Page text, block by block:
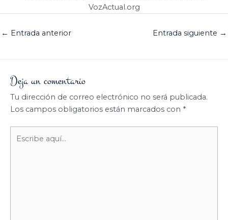
VozActual.org
← Entrada anterior Entrada siguiente →
Deja un comentario
Tu dirección de correo electrónico no será publicada.
Los campos obligatorios están marcados con *
aquí...